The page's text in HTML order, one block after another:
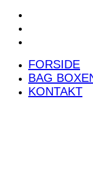
FORSIDE
BAG
KONTAKT